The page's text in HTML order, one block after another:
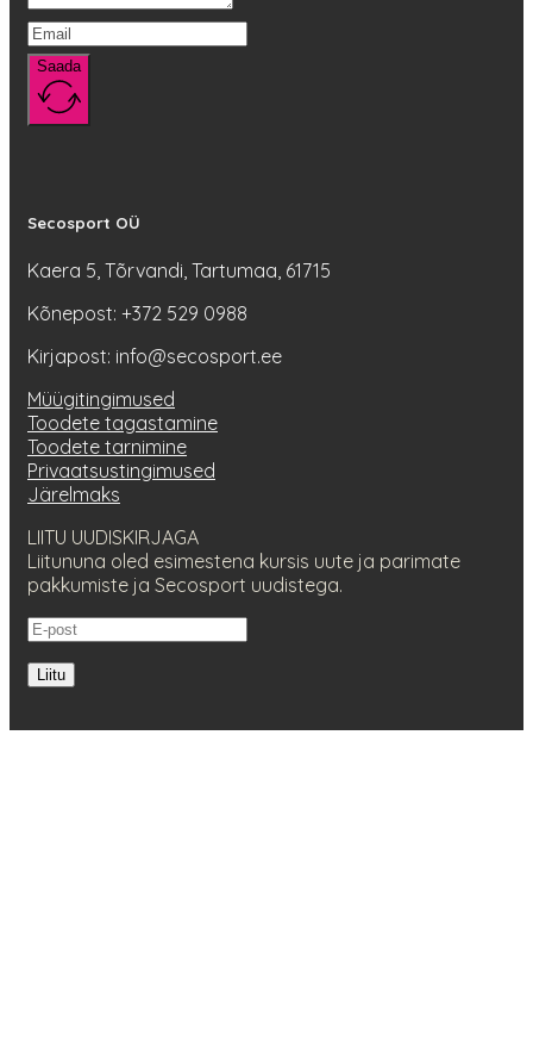
Saada
Secosport OÜ
Kaera 5, Tõrvandi, Tartumaa, 61715
Kõnepost: +372 529 0988
Kirjapost: info@secosport.ee
Müügitingimused
Toodete tagastamine
Toodete tarnimine
Privaatsustingimused
Järelmaks
LIITU UUDISKIRJAGA
Liitununa oled esimestena kursis uute ja parimate
pakkumiste ja Secosport uudistega.
Liitu